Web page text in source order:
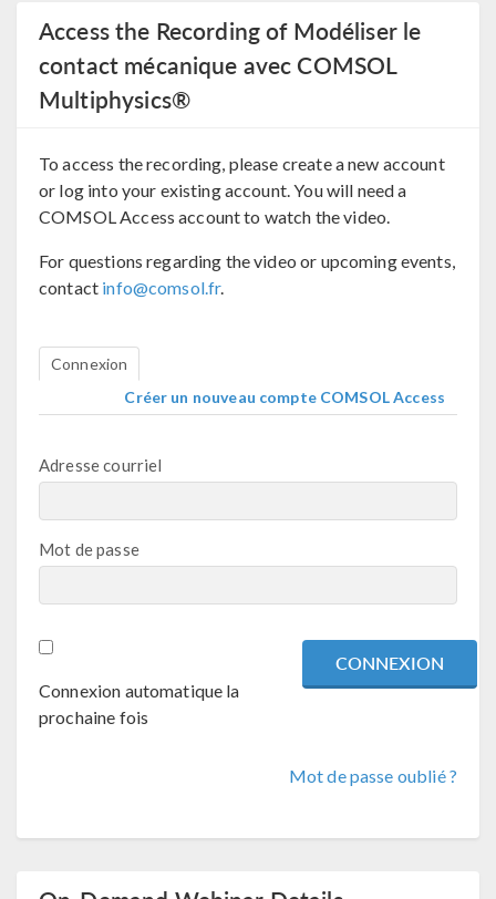
Access the Recording of Modéliser le
contact mécanique avec COMSOL
Multiphysics®
To access the recording, please create a new account
or log into your existing account. You will need a
COMSOL Access account to watch the video.
For questions regarding the video or upcoming events,
contact info@comsol.fr.
Connexion
Créer un nouveau compte COMSOL Access
Adresse courriel
Mot de passe
Connexion automatique la
prochaine fois
Mot de passe oublié ?